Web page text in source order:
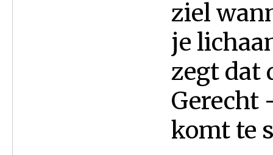
ziel
je
zegt dat
Gerecht
komt te